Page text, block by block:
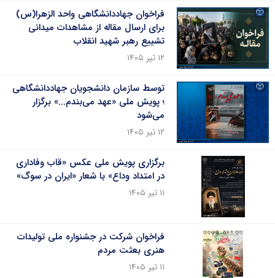
فراخوان جهاددانشگاهی واحد الزهرا(س)
برای ارسال مقاله از مشاهدات میدانی
تشییع رهبر شهید انقلاب
۱۲ تیر ۱۴۰۵
توسط سازمان دانشجویان جهاددانشگاهی
؛ پویش ملی «عهد می‌بندم...» برگزار
می‌شود
۱۲ تیر ۱۴۰۵
برگزاری پویش ملی عکس «قاب وفاداری
در امتداد وداع» با شعار «ایران در سوگ»
۱۱ تیر ۱۴۰۵
فراخوان شرکت در جشنواره ملی تولیدات
هنری بعثت مردم
۱۱ تیر ۱۴۰۵